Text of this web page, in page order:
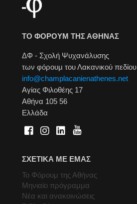
ΤΟ ΦΟΡΟΥΜ ΤΗΣ ΑΘΗΝΑΣ
ΔΦ - Σχολή Ψυχανάλυσης
των φόρουμ του Λακανικού πεδίου
info@champlacanienathenes.net
Αγίας Φιλοθέης 17
Αθήνα 105 56
Ελλάδα
ΣΧΕΤΙΚΑ ΜΕ ΕΜΑΣ
Το Φόρουμ της Αθήνας
Μηνιαίο πρόγραμμα
Νέα και ανακοινώσεις